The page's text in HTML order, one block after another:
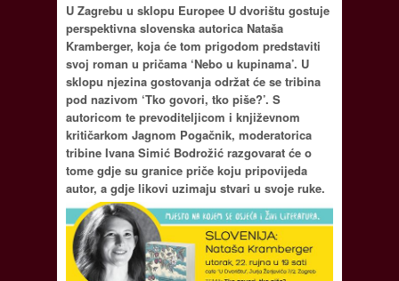
U Zagrebu u sklopu Europee U dvorištu gostuje
perspektivna slovenska autorica Nataša
Kramberger, koja će tom prigodom predstaviti
svoj roman u pričama ‘Nebo u kupinama’. U
sklopu njezina gostovanja održat će se tribina
pod nazivom ‘Tko govori, tko piše?’. S
autoricom te prevoditeljicom i književnom
kritičarkom Jagnom Pogačnik, moderatorica
tribine Ivana Simić Bodrožić razgovarat će o
tome gdje su granice priče koju pripovijeda
autor, a gdje likovi uzimaju stvari u svoje ruke.